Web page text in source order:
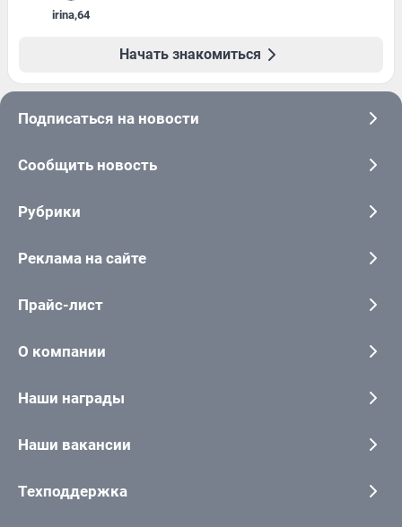
irina,64
Начать знакомиться
Подписаться на новости
Сообщить новость
Рубрики
Реклама на сайте
Прайс-лист
О компании
Наши награды
Наши вакансии
Техподдержка